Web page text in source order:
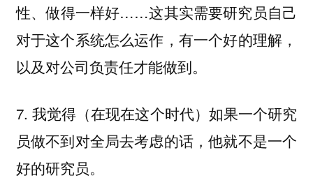
性、做得一样好……这其实需要研究员自己
对于这个系统怎么运作，有一个好的理解，
以及对公司负责任才能做到。
7. 我觉得（在现在这个时代）如果一个研究
员做不到对全局去考虑的话，他就不是一个
好的研究员。